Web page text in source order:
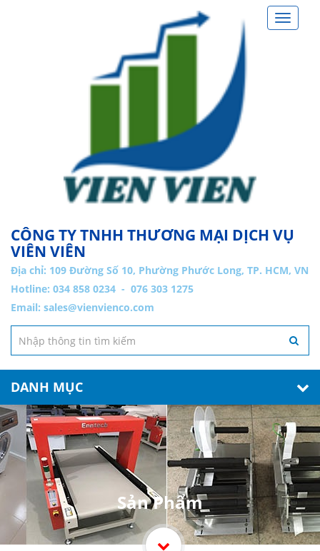
Toggle
CÔNG TY TNHH THƯƠNG MẠI DỊCH VỤ
VIÊN VIÊN
Địa chỉ: 109 Đường Số 10, Phường Phước Long, TP. HCM, VN
Hotline: 034 858 0234 - 076 303 1275
Email: sales@vienvienco.com
DANH MỤC
Sản Phẩm